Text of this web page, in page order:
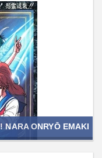
NARA ONRYŌ EMAKI